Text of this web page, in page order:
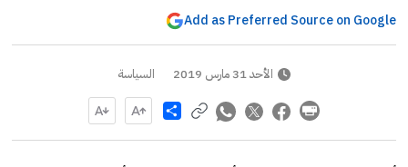
Add as Preferred Source on Google
الأحد 31 مارس 2019 السياسة
Share